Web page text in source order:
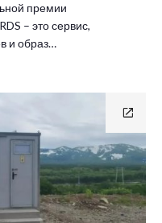
премии
– это сервис,
и образ…